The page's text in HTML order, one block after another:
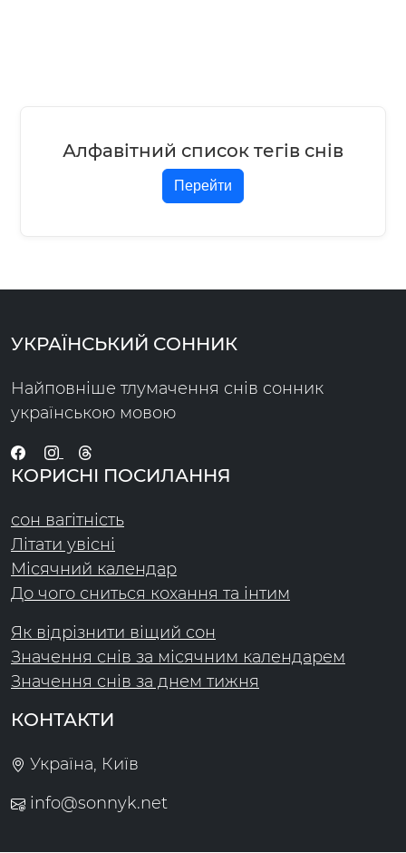
Алфавітний список тегів снів
Перейти
УКРАЇНСЬКИЙ СОННИК
Найповніше тлумачення снів сонник
українською мовою
КОРИСНІ ПОСИЛАННЯ
сон вагітність
Літати увісні
Місячний календар
До чого сниться кохання та інтим
Як відрізнити віщий сон
Значення снів за місячним календарем
Значення снів за днем тижня
КОНТАКТИ
Україна, Київ
info@sonnyk.net